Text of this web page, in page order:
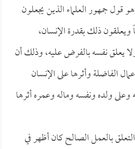
قول جمهور العلماء الذين يجعلون
ذلك بقدرة الإنسان،
يعلق نفسه بالفرض عليه، وذلك أن
الفاضلة وأثرها على الإنسان
وعلى ولده ونفسه وماله وعمره أثرها
بالعمل الصالح كان أظهر في